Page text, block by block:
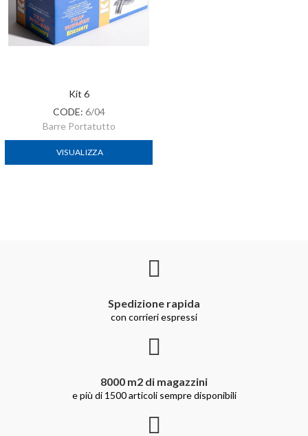
Kit 6
CODE: 6/04
Barre Portatutto
VISUALIZZA
Spedizione rapida
con corrieri espressi
8000 m2 di magazzini
e più di 1500 articoli sempre disponibili